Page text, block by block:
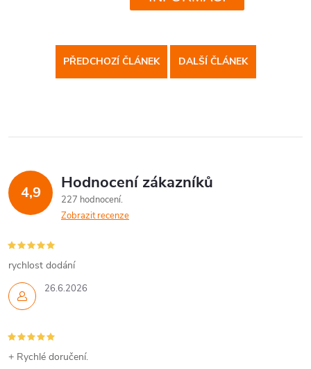
PŘEDCHOZÍ ČLÁNEK DALŠÍ ČLÁNEK
4,9 Hodnocení zákazníků
227 hodnocení
Zobrazit recenze
26.6.2026
rychlost dodání
+ Rychlé doručení.